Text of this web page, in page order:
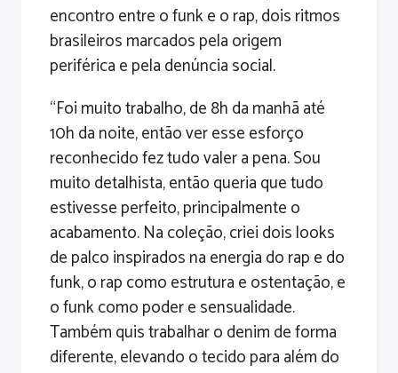
encontro entre o funk e o rap, dois ritmos
brasileiros marcados pela origem
periférica e pela denúncia social.
“Foi muito trabalho, de 8h da manhã até
10h da noite, então ver esse esforço
reconhecido fez tudo valer a pena. Sou
muito detalhista, então queria que tudo
estivesse perfeito, principalmente o
acabamento. Na coleção, criei dois looks
de palco inspirados na energia do rap e do
funk, o rap como estrutura e ostentação, e
o funk como poder e sensualidade.
Também quis trabalhar o denim de forma
diferente, elevando o tecido para além do